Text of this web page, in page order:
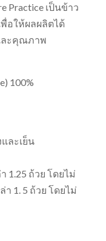
Practice เป็นข้าว
อให้ผลผลิตได้
ละคุณภาพ
100%
ละเย็น
1.25 ถ้วย โดยไม่
า 1. 5 ถ้วย โดยไม่